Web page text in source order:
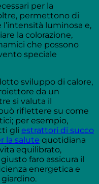
per la
permettono di
luminosa e,
la colorazione,
che possono
speciale
sviluppo di calore,
da un
si valuta il
riflettere su come
per esempio,
gli estrattori di succo
la salute quotidiana
equilibrato,
faro assicura il
energetica e